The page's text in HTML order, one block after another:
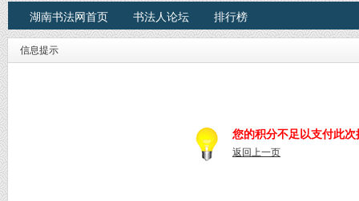
湖南书法网首页 书法人论坛 排行榜
信息提示
您的积分不足以支付此次
返回上一页